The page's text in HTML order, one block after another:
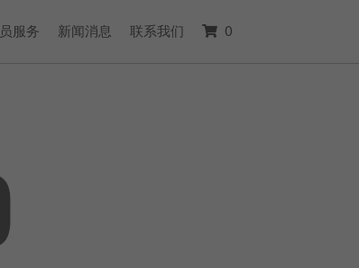
服务 新闻消息 联系我们 0